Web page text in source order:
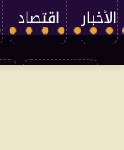
الأخبار اقتصاد